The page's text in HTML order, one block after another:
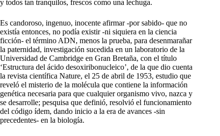
y todos tan tranquilos, frescos como una lechuga.
Es candoroso, ingenuo, inocente afirmar -por sabido- que no
existía entonces, no podía existir -ni siquiera en la ciencia
ficción- el término ADN, menos la prueba, para desenmarañar
la paternidad, investigación sucedida en un laboratorio de la
Universidad de Cambridge en Gran Bretaña, con el título
‘Estructura del ácido desoxiribonucleico’, de la que dio cuenta
la revista científica Nature, el 25 de abril de 1953, estudio que
reveló el misterio de la molécula que contiene la información
genética necesaria para que cualquier organismo vivo, nazca y
se desarrolle; pesquisa que definió, resolvió el funcionamiento
del código ídem, dando inicio a la era de avances -sin
precedentes- en la biología.